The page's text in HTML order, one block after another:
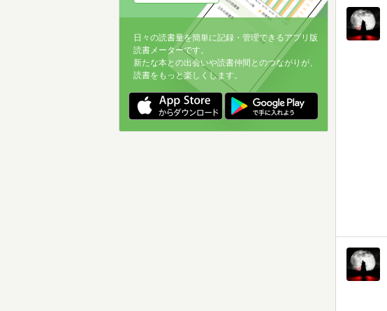
日々の読書量を簡単に記録・管理できるアプリ版
読書メーターです。
新たな本との出会いや読書仲間とのつながりが、
読書をもっと楽しくします。